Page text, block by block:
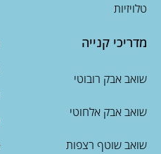
טלויזיות
מדריכי קנייה
שואב אבק רובוטי
שואב אבק אלחוטי
שואב שוטף רצפות